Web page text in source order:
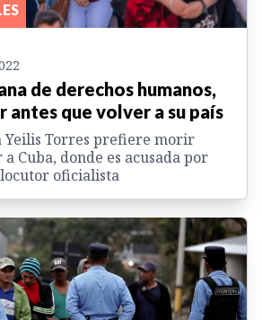
de derechos humanos,
que volver a su país
Yeilis Torres prefiere morir
Cuba, donde es acusada por
oficialista